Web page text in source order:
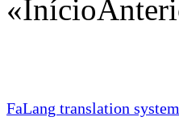
«Início
FaLang translation